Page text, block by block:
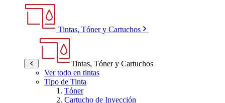
Tintas, Tóner y Cartuchos
Tintas, Tóner y Cartuchos
Ver todo en tintas
Tipo de Tinta
Tóner
Cartucho de Inyección